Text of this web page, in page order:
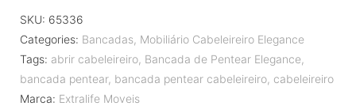
SKU: 65336
Categories: Bancadas, Mobiliário Cabeleireiro Elegance
Tags: abrir cabeleireiro, Bancada de Pentear Elegance,
bancada pentear, bancada pentear cabeleireiro, cabeleireiro
Marca: Extralife Moveis